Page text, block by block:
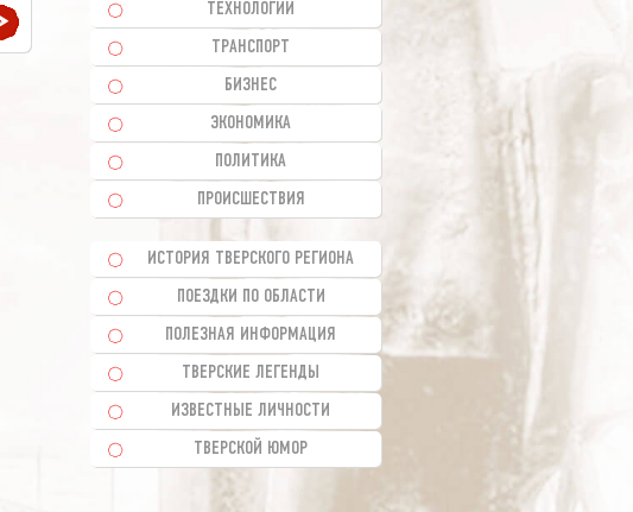
ТЕХНОЛОГИИ
ТРАНСПОРТ
БИЗНЕС
ЭКОНОМИКА
ПОЛИТИКА
ПРОИСШЕСТВИЯ
ИСТОРИЯ ТВЕРСКОГО РЕГИОНА
ПОЕЗДКИ ПО ОБЛАСТИ
ПОЛЕЗНАЯ ИНФОРМАЦИЯ
ТВЕРСКИЕ ЛЕГЕНДЫ
ИЗВЕСТНЫЕ ЛИЧНОСТИ
ТВЕРСКОЙ ЮМОР